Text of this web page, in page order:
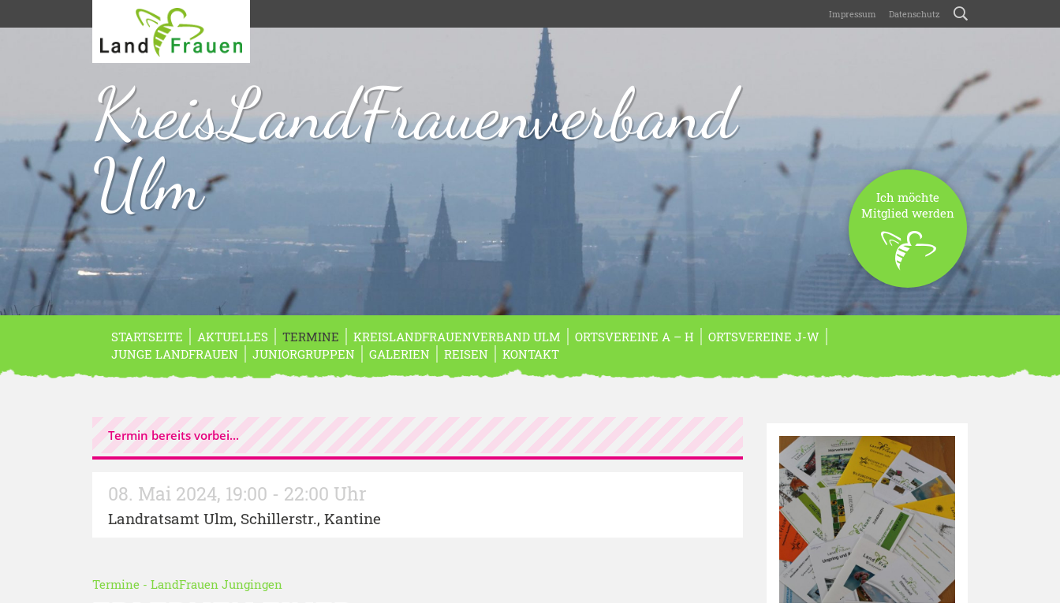
Impressum Datenschutz
KreisLandFrauenverband
Ulm
Ich möchte
Mitglied werden
STARTSEITE AKTUELLES TERMINE KREISLANDFRAUENVERBAND ULM ORTSVEREINE A – H
ORTSVEREINE J-W
JUNGE LANDFRAUEN
JUNIORGRUPPEN GALERIEN REISEN KONTAKT
Termin bereits vorbei...
08. Mai 2024, 19:00 - 22:00 Uhr
Landratsamt Ulm, Schillerstr., Kantine
Termine - LandFrauen Jungingen